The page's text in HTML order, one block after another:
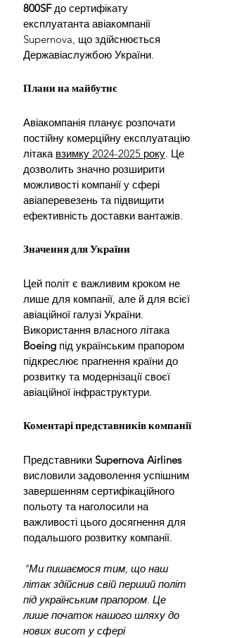
800SF до сертифікату
експлуатанта авіакомпанії
Supernova, що здійснюється
Державіаслужбою України.
Плани на майбутнє
Авіакомпанія планує розпочати
постійну комерційну експлуатацію
літака взимку 2024-2025 року. Це
дозволить значно розширити
можливості компанії у сфері
авіаперевезень та підвищити
ефективність доставки вантажів.
Значення для України
Цей політ є важливим кроком не
лише для компанії, але й для всієї
авіаційної галузі України.
Використання власного літака
Boeing під українським прапором
підкреслює прагнення країни до
розвитку та модернізації своєї
авіаційної інфраструктури.
Коментарі представників компанії
Представники Supernova Airlines
висловили задоволення успішним
завершенням сертифікаційного
польоту та наголосили на
важливості цього досягнення для
подальшого розвитку компанії.
"Ми пишаємося тим, що наш
літак здійснив свій перший політ
під українським прапором. Це
лише початок нашого шляху до
нових висот у сфері